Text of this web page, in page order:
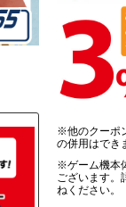
※他のクーポ
の併用はでき
※ゲーム機本
ございます。
ねください。